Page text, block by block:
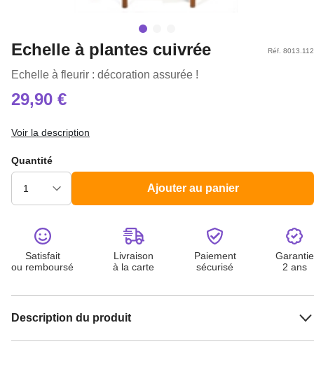
Echelle à plantes cuivrée
Echelle à fleurir : décoration assurée !
Réf. 8013.112
29,90 €
Voir la description
Quantité
Ajouter au panier
Satisfait
ou remboursé
Livraison
à la carte
Paiement
sécurisé
Garantie
2 ans
Description du produit